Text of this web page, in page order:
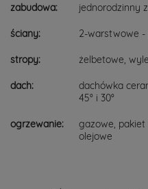
zabudowa: jednorodzinny
ściany: 2-warstwowe -
stropy: żelbetowe,
dach:
dachówka
45° i 30°
ogrzewanie:
gazowe, pakiet
olejowe